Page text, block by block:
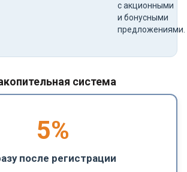
с акционными
и бонусными
предложениями.
система
5%
после регистрации